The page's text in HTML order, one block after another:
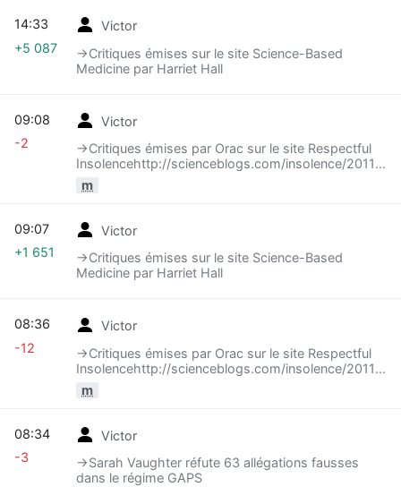
Victor
→‎Critiques émises sur le site Science-Based
Medicine par Harriet Hall
14:33
+5 087
Victor
→‎Critiques émises par Orac sur le site Respectful
Insolencehttp://scienceblogs.com/insolence/2011/
by Orac (pseudo du chirurgien oncologue américain
m
09:08
-2
Victor
→‎Critiques émises sur le site Science-Based
Medicine par Harriet Hall
09:07
+1 651
Victor
→‎Critiques émises par Orac sur le site Respectful
Insolencehttp://scienceblogs.com/insolence/2011/
by Orac (pseudo du chirurgien oncologue américain
m
08:36
-12
Victor
→‎Sarah Vaughter réfute 63 allégations fausses
dans le régime GAPS
08:34
-3